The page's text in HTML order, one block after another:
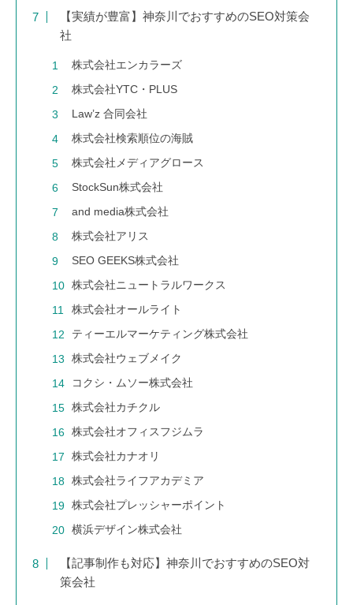
【実績が豊富】神奈川でおすすめのSEO対策会
社
株式会社エンカラーズ
株式会社YTC・PLUS
Law’z 合同会社
株式会社検索順位の海賊
株式会社メディアグロース
StockSun株式会社
and media株式会社
株式会社アリス
SEO GEEKS株式会社
株式会社ニュートラルワークス
株式会社オールライト
ティーエルマーケティング株式会社
株式会社ウェブメイク
コクシ・ムソー株式会社
株式会社カチクル
株式会社オフィスフジムラ
株式会社カナオリ
株式会社ライフアカデミア
株式会社プレッシャーポイント
横浜デザイン株式会社
【記事制作も対応】神奈川でおすすめのSEO対
策会社